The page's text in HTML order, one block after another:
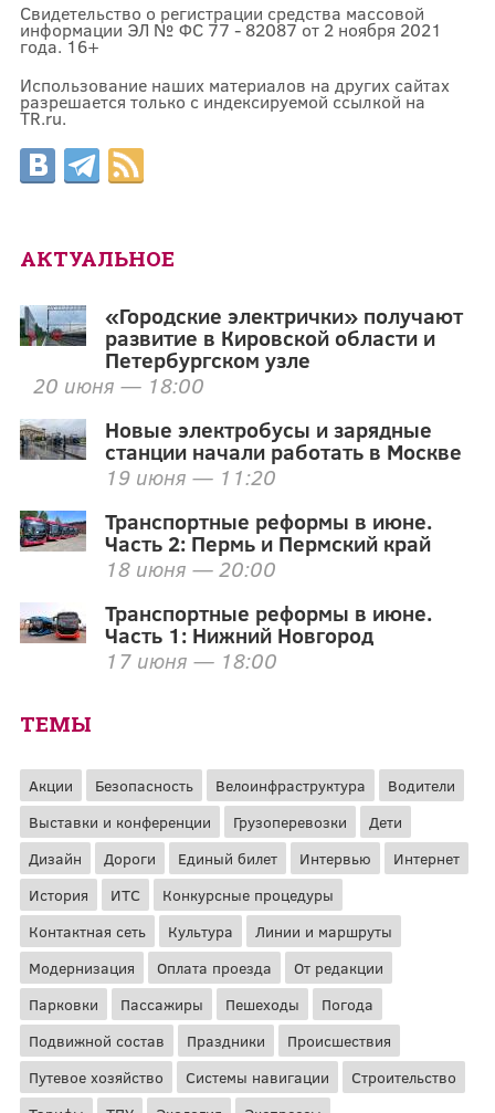
Свидетельство о регистрации средства массовой
информации ЭЛ № ФС 77 - 82087 от 2 ноября 2021
года. 16+
Использование наших материалов на других сайтах
разрешается только с индексируемой ссылкой на
TR.ru.
АКТУАЛЬНОЕ
«Городские электрички» получают
развитие в Кировской области и
Петербургском узле
20 июня — 18:00
Новые электробусы и зарядные
станции начали работать в Москве
19 июня — 11:20
Транспортные реформы в июне.
Часть 2: Пермь и Пермский край
18 июня — 20:00
Транспортные реформы в июне.
Часть 1: Нижний Новгород
17 июня — 18:00
ТЕМЫ
Акции Безопасность Велоинфраструктура
Водители
Выставки и конференции
Грузоперевозки
Дети
Дизайн
Дороги Единый билет Интервью
Интернет
История
ИТС
Конкурсные процедуры
Контактная сеть
Культура
Линии и маршруты
Модернизация
Оплата проезда
От редакции
Парковки
Пассажиры Пешеходы
Погода
Подвижной состав
Праздники
Происшествия
Путевое хозяйство
Системы навигации
Строительство